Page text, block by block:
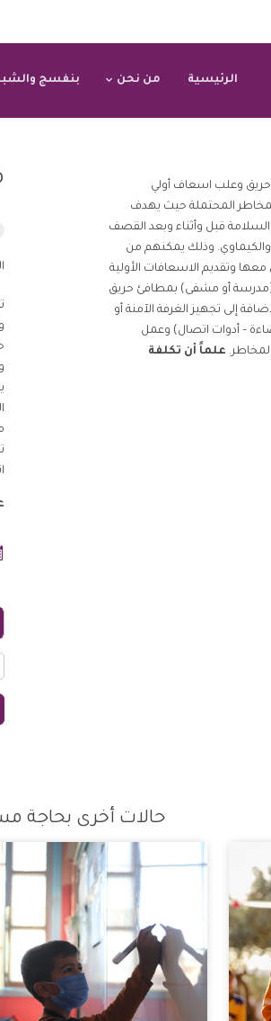
الرئيسية من نحن بنفسج
حريق وعلب اسعاف أولي
المحتملة حيث يهدف
السلامة قبل وأثناء وبعد القصف
وذلك يمكنهم من
معها وتقديم الاسعافات اﻷولية
أو مشفى) بمطافئ حريق
إلى تجهيز الغرفة الآمنة أو
– أدوات اتصال) وعمل
علماً أن تكلفة
حالات أخرى بحاجة